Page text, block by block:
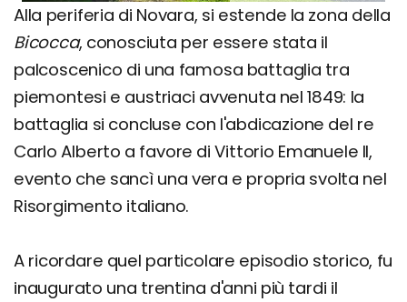
Alla periferia di Novara, si estende la zona della
Bicocca, conosciuta per essere stata il
palcoscenico di una famosa battaglia tra
piemontesi e austriaci avvenuta nel 1849: la
battaglia si concluse con l'abdicazione del re
Carlo Alberto a favore di Vittorio Emanuele II,
evento che sancì una vera e propria svolta nel
Risorgimento italiano.
A ricordare quel particolare episodio storico, fu
inaugurato una trentina d'anni più tardi il